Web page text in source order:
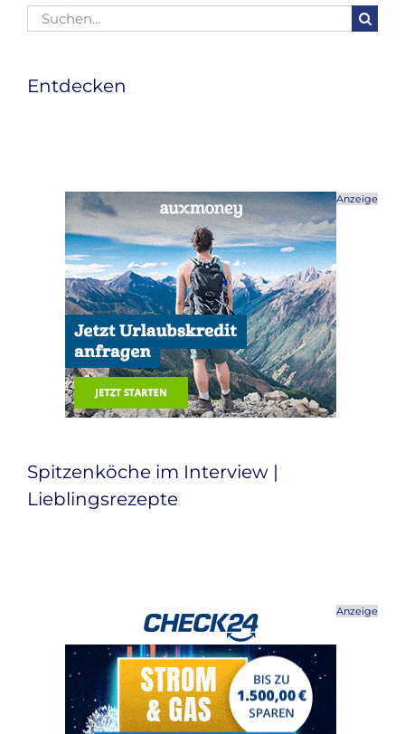
Suche
nach:
Entdecken
Anzeige
Spitzenköche im Interview |
Lieblingsrezepte
Anzeige